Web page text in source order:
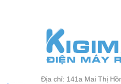
Địa chỉ: 141a Mai Thị